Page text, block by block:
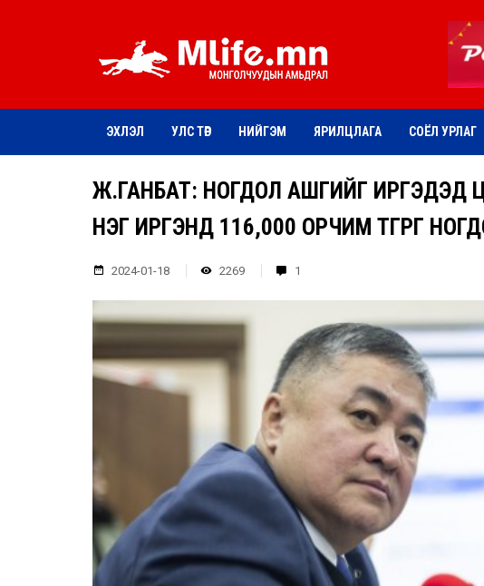
ЭХЛЭЛ УЛС ТӨР НИЙГЭМ ЯРИЛЦЛАГА СОЁЛ УРЛАГ
Ж.ГАНБАТ: НОГДОЛ АШГИЙГ ИРГЭДЭД
НЭГ ИРГЭНД 116,000 ОРЧИМ ТӨГРӨГ
2024-01-18 2269 1